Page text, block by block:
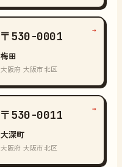
〒530-0001
梅田
大阪府 大阪市北区
→
〒530-0011
大深町
大阪府 大阪市北区
→